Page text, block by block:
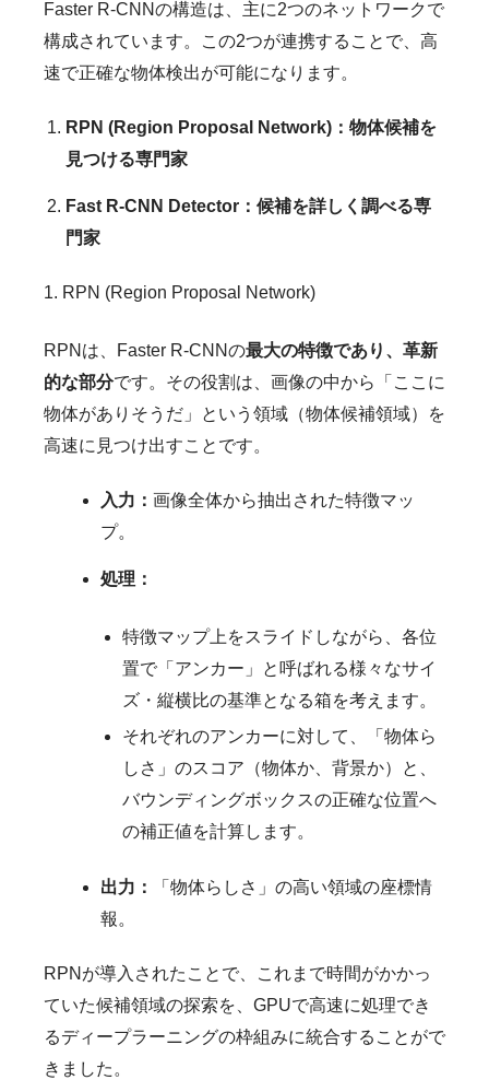
Faster R-CNNの構造は、主に2つのネットワークで
構成されています。この2つが連携することで、高
速で正確な物体検出が可能になります。
RPN (Region Proposal Network)：物体候補を
見つける専門家
Fast R-CNN Detector：候補を詳しく調べる専
門家
1. RPN (Region Proposal Network)
RPNは、Faster R-CNNの最大の特徴であり、革新
的な部分です。その役割は、画像の中から「ここに
物体がありそうだ」という領域（物体候補領域）を
高速に見つけ出すことです。
入力： 画像全体から抽出された特徴マッ
プ。
処理：
特徴マップ上をスライドしながら、各位
置で「アンカー」と呼ばれる様々なサイ
ズ・縦横比の基準となる箱を考えます。
それぞれのアンカーに対して、「物体ら
しさ」のスコア（物体か、背景か）と、
バウンディングボックスの正確な位置へ
の補正値を計算します。
出力：
「物体らしさ」の高い領域の座標情
報。
RPNが導入されたことで、これまで時間がかかっ
ていた候補領域の探索を、GPUで高速に処理でき
るディープラーニングの枠組みに統合することがで
きました。